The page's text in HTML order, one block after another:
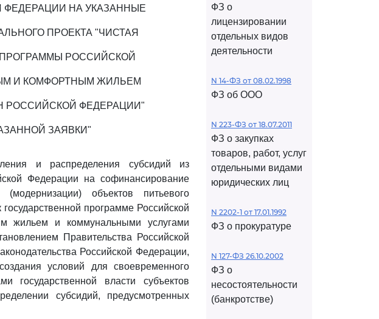
НА УКАЗАННЫЕ
ПРОЕКТА "ЧИСТАЯ
РОССИЙСКОЙ
И КОМФОРТНЫМ ЖИЛЬЕМ
РОССИЙСКОЙ ФЕДЕРАЦИИ"
ЗАЯВКИ"
и распределения субсидий из
Федерации на софинансирование
объектов питьевого
программе Российской
жильем и коммунальными услугами
Правительства Российской
Российской Федерации,
условий для своевременного
государственной власти субъектов
субсидий, предусмотренных
ФЗ о
лицензировании
отдельных видов
деятельности
N 14-ФЗ от 08.02.1998
ФЗ об ООО
N 223-ФЗ от 18.07.2011
ФЗ о закупках
товаров, работ, услуг
отдельными видами
юридических лиц
N 2202-1 от 17.01.1992
ФЗ о прокуратуре
N 127-ФЗ 26.10.2002
ФЗ о
несостоятельности
(банкротстве)